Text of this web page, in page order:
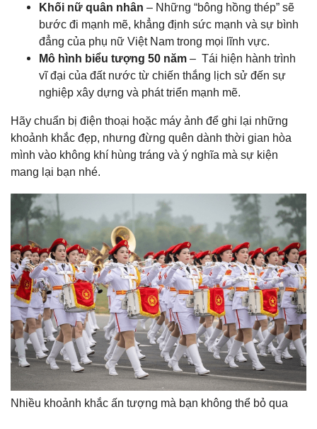
Khối nữ quân nhân – Những “bông hồng thép” sẽ
bước đi mạnh mẽ, khẳng định sức mạnh và sự bình
đẳng của phụ nữ Việt Nam trong mọi lĩnh vực.
Mô hình biểu tượng 50 năm – Tái hiện hành trình
vĩ đại của đất nước từ chiến thắng lịch sử đến sự
nghiệp xây dựng và phát triển mạnh mẽ.
Hãy chuẩn bị điện thoại hoặc máy ảnh để ghi lại những
khoảnh khắc đẹp, nhưng đừng quên dành thời gian hòa
mình vào không khí hùng tráng và ý nghĩa mà sự kiện
mang lại bạn nhé.
Nhiều khoảnh khắc ấn tượng mà bạn không thể bỏ qua